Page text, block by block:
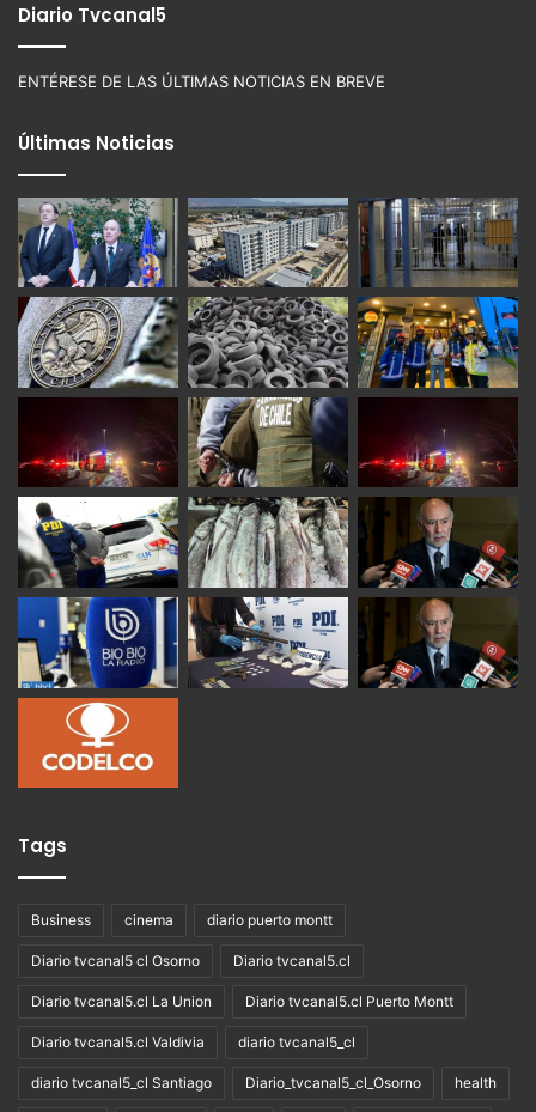
Diario Tvcanal5
ENTÉRESE DE LAS ÚLTIMAS NOTICIAS EN BREVE
Últimas Noticias
Tags
Business cinema diario puerto montt
Diario tvcanal5 cl Osorno Diario tvcanal5.cl
Diario tvcanal5.cl La Union Diario tvcanal5.cl Puerto Montt
Diario tvcanal5.cl Valdivia diario tvcanal5_cl
diario tvcanal5_cl Santiago Diario_tvcanal5_cl_Osorno health